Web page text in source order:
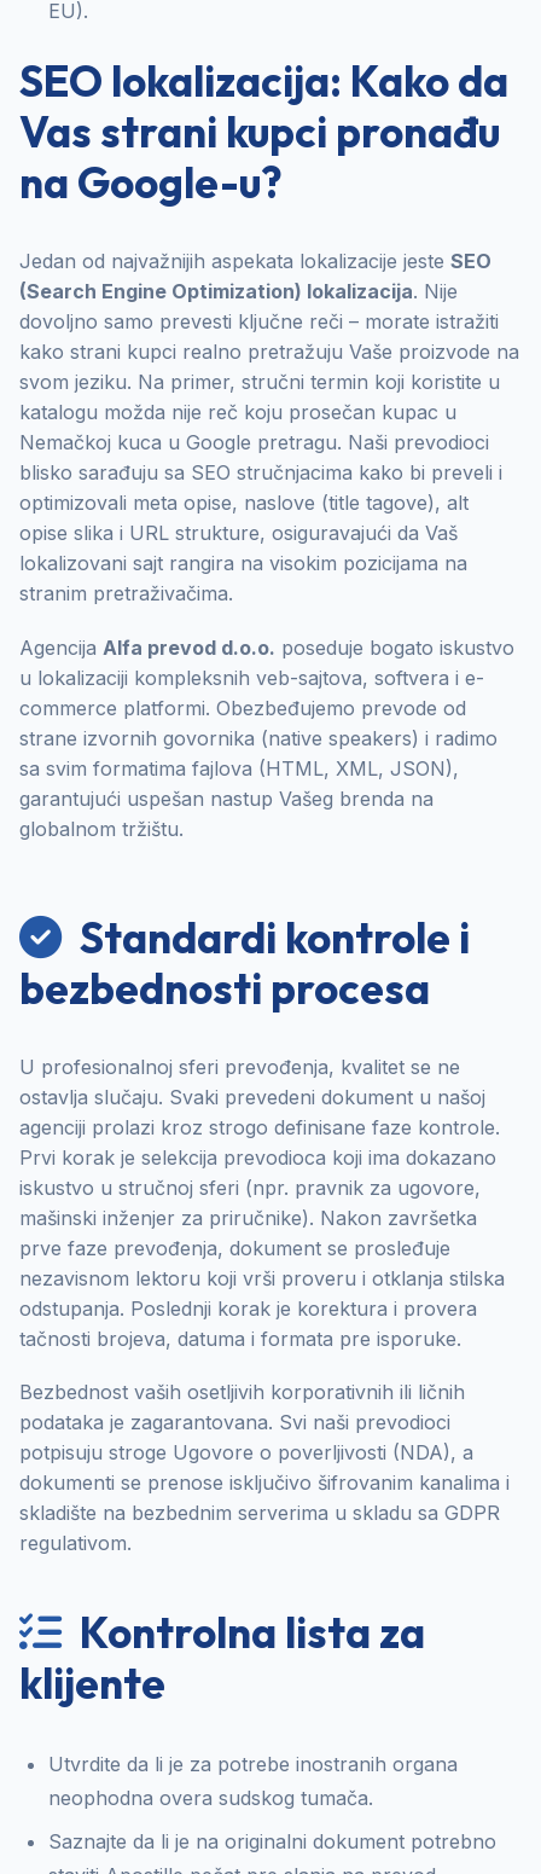
EU).
SEO lokalizacija: Kako da
Vas strani kupci pronađu
na Google-u?
Jedan od najvažnijih aspekata lokalizacije jeste SEO
(Search Engine Optimization) lokalizacija. Nije
dovoljno samo prevesti ključne reči – morate istražiti
kako strani kupci realno pretražuju Vaše proizvode na
svom jeziku. Na primer, stručni termin koji koristite u
katalogu možda nije reč koju prosečan kupac u
Nemačkoj kuca u Google pretragu. Naši prevodioci
blisko sarađuju sa SEO stručnjacima kako bi preveli i
optimizovali meta opise, naslove (title tagove), alt
opise slika i URL strukture, osiguravajući da Vaš
lokalizovani sajt rangira na visokim pozicijama na
stranim pretraživačima.
Agencija Alfa prevod d.o.o. poseduje bogato iskustvo
u lokalizaciji kompleksnih veb-sajtova, softvera i e-
commerce platformi. Obezbeđujemo prevode od
strane izvornih govornika (native speakers) i radimo
sa svim formatima fajlova (HTML, XML, JSON),
garantujući uspešan nastup Vašeg brenda na
globalnom tržištu.
Standardi kontrole i
bezbednosti procesa
U profesionalnoj sferi prevođenja, kvalitet se ne
ostavlja slučaju. Svaki prevedeni dokument u našoj
agenciji prolazi kroz strogo definisane faze kontrole.
Prvi korak je selekcija prevodioca koji ima dokazano
iskustvo u stručnoj sferi (npr. pravnik za ugovore,
mašinski inženjer za priručnike). Nakon završetka
prve faze prevođenja, dokument se prosleđuje
nezavisnom lektoru koji vrši proveru i otklanja stilska
odstupanja. Poslednji korak je korektura i provera
tačnosti brojeva, datuma i formata pre isporuke.
Bezbednost vaših osetljivih korporativnih ili ličnih
podataka je zagarantovana. Svi naši prevodioci
potpisuju stroge Ugovore o poverljivosti (NDA), a
dokumenti se prenose isključivo šifrovanim kanalima i
skladište na bezbednim serverima u skladu sa GDPR
regulativom.
Kontrolna lista za
klijente
Utvrdite da li je za potrebe inostranih organa
neophodna overa sudskog tumača.
Saznajte da li je na originalni dokument potrebno